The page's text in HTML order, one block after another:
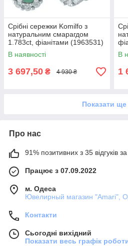
Срібні сережки Komilfo з
натуральним смарагдом
1.783ct, фіанітами (1963531)
В наявності
3 697,50 ₴ 4 930 ₴
В
1
Показати ще
Про нас
91% позитивних з 35 відгуків за
Працює з 07.09.2022
м. Одеса
Ювелирный магазин "Amari",
Контакти
Сьогодні вихідний
Показати весь графік